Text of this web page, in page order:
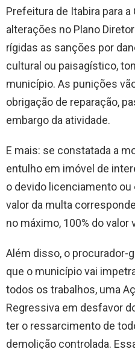
Prefeitura de Itabira para
alterações no Plano
rígidas as sanções por
cultural ou paisagístico,
município. As punições
obrigação de reparação,
embargo da atividade.
E mais: se constatada a
entulho em imóvel de
o devido licenciamento
valor da multa
no máximo, 100% do valor
Além disso, o procurador-
que o município vai
todos os trabalhos, uma
Regressiva em desfavor
ter o ressarcimento de
demolição controlada.